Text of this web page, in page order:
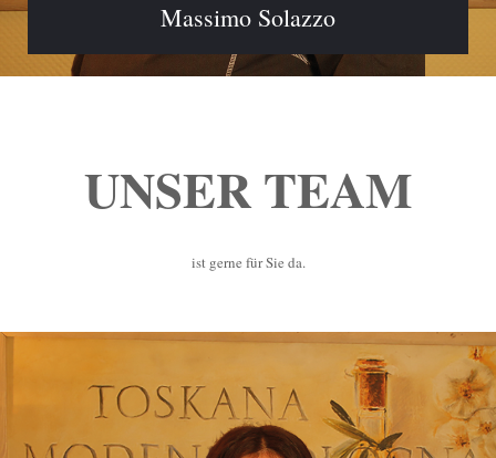
Massimo Solazzo
UNSER TEAM
ist gerne für Sie da.